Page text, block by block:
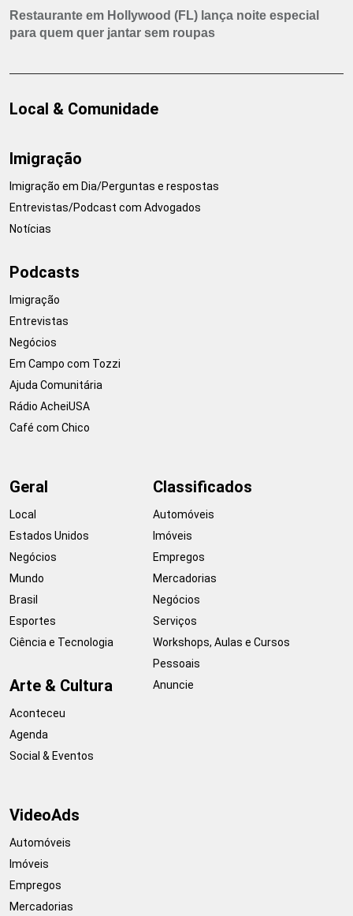
Restaurante em Hollywood (FL) lança noite especial
para quem quer jantar sem roupas
Local & Comunidade
Imigração
Imigração em Dia/Perguntas e respostas
Entrevistas/Podcast com Advogados
Notícias
Podcasts
Imigração
Entrevistas
Negócios
Em Campo com Tozzi
Ajuda Comunitária
Rádio AcheiUSA
Café com Chico
Geral
Local
Estados Unidos
Negócios
Mundo
Brasil
Esportes
Ciência e Tecnologia
Arte & Cultura
Aconteceu
Agenda
Social & Eventos
Classificados
Automóveis
Imóveis
Empregos
Mercadorias
Negócios
Serviços
Workshops, Aulas e Cursos
Pessoais
Anuncie
VideoAds
Automóveis
Imóveis
Empregos
Mercadorias